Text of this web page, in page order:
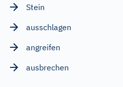
Stein
ausschlagen
angreifen
ausbrechen